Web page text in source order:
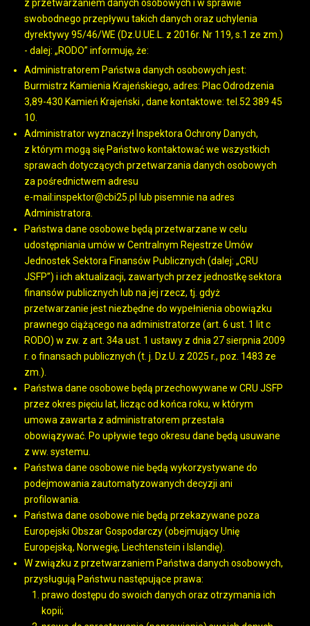
z przetwarzaniem danych osobowych i w sprawie
swobodnego przepływu takich danych oraz uchylenia
dyrektywy 95/46/WE (Dz.U.UE.L. z 2016r. Nr 119, s.1 ze zm.)
- dalej: „RODO” informuję, że:
Administratorem Państwa danych osobowych jest:
Burmistrz Kamienia Krajeńskiego, adres: Plac Odrodzenia
3,89-430 Kamień Krajeński , dane kontaktowe: tel.52 389 45
10.
Administrator wyznaczył Inspektora Ochrony Danych,
z którym mogą się Państwo kontaktować we wszystkich
sprawach dotyczących przetwarzania danych osobowych
za pośrednictwem adresu
e-mail:inspektor@cbi25.pl
lub pisemnie na adres
Administratora.
Państwa dane osobowe będą przetwarzane w celu
udostępniania umów w Centralnym Rejestrze Umów
Jednostek Sektora Finansów Publicznych (dalej: „CRU
JSFP”) i ich aktualizacji, zawartych przez jednostkę sektora
finansów publicznych lub na jej rzecz, tj. gdyż
przetwarzanie jest niezbędne do wypełnienia obowiązku
prawnego ciążącego na administratorze (art. 6 ust. 1 lit c
RODO) w zw. z art. 34a ust. 1 ustawy z dnia 27 sierpnia 2009
r. o finansach publicznych (t. j. Dz.U. z 2025 r., poz. 1483 ze
zm.).
Państwa dane osobowe będą przechowywane w CRU JSFP
przez okres pięciu lat, licząc od końca roku, w którym
umowa zawarta z administratorem przestała
obowiązywać. Po upływie tego okresu dane będą usuwane
z ww. systemu.
Państwa dane osobowe nie będą wykorzystywane do
podejmowania zautomatyzowanych decyzji ani
profilowania.
Państwa dane osobowe nie będą przekazywane poza
Europejski Obszar Gospodarczy (obejmujący Unię
Europejską, Norwegię, Liechtenstein i Islandię).
W związku z przetwarzaniem Państwa danych osobowych,
przysługują Państwu następujące prawa:
prawo dostępu do swoich danych oraz otrzymania ich
kopii;